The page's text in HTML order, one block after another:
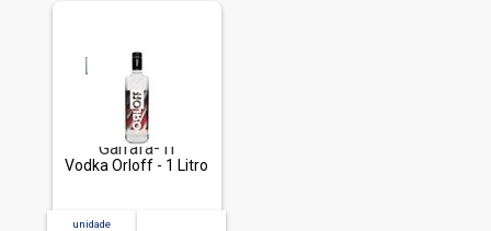
Vodka Orloff - 1 Litro
unidade